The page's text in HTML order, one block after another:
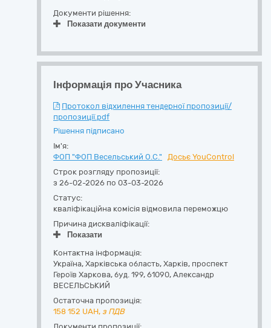
Документи рішення:
Показати документи
Інформація про Учасника
Протокол відхилення тендерної пропозиції/
пропозиції.pdf
Рішення підписано
Ім'я:
ФОП "ФОП Весельський О.С."
Досьє YouControl
Строк розгляду пропозиції:
з 26-02-2026 по 03-03-2026
Статус:
кваліфікаційна комісія відмовила переможцю
Причина дискваліфікації:
Показати
Контактна інформація:
Україна, Харківська область, Харків, проспект
Героїв Харкова, буд. 199, 61090, Александр
ВЕСЕЛЬСЬКИЙ
Остаточна пропозиція:
158 152 UAH, з ПДВ